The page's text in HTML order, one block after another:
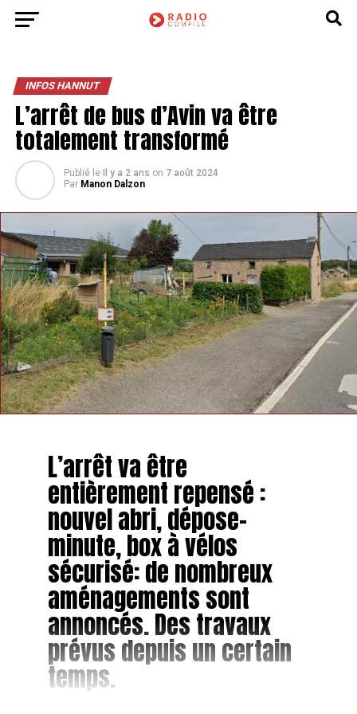
INFOS HANNUT
L’arrêt de bus d’Avin va être
totalement transformé
Publié le Il y a 2 ans on 7 août 2024
Par Manon Dalzon
L’arrêt va être
entièrement repensé :
nouvel abri, dépose-
minute, box à vélos
sécurisé: de nombreux
aménagements sont
annoncés. Des travaux
prévus depuis un certain
temps.